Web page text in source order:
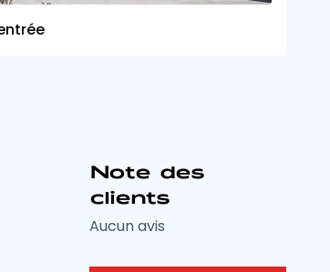
Note des
clients
Aucun avis